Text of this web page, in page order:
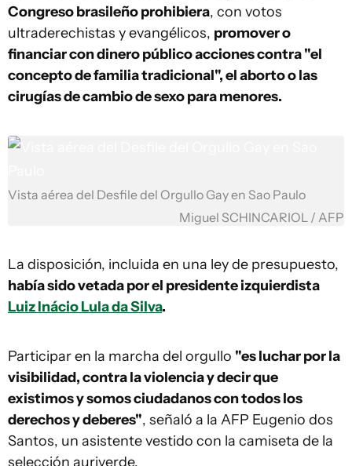
Congreso brasileño prohibiera, con votos
ultraderechistas y evangélicos, promover o
financiar con dinero público acciones contra "el
concepto de familia tradicional", el aborto o las
cirugías de cambio de sexo para menores.
Vista aérea del Desfile del Orgullo Gay en Sao Paulo
Miguel SCHINCARIOL / AFP
La disposición, incluida en una ley de presupuesto,
había sido vetada por el presidente izquierdista
Luiz Inácio Lula da Silva.
Participar en la marcha del orgullo "es luchar por la
visibilidad, contra la violencia y decir que
existimos y somos ciudadanos con todos los
derechos y deberes", señaló a la AFP Eugenio dos
Santos, un asistente vestido con la camiseta de la
selección auriverde.